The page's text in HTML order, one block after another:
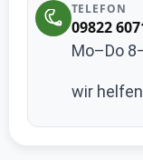
TELEFON
09822
Mo–Do
wir